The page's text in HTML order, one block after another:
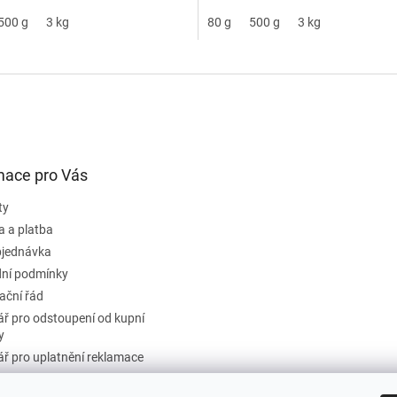
g 3 kg 80 g 500 g 3 kg
pro Vás
a platba
podmínky
řád
pro odstoupení od kupní
pro uplatnění reklamace